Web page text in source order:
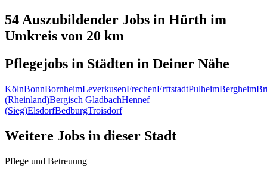
54 Auszubildender Jobs in Hürth im
Umkreis von 20 km
Pflegejobs in Städten in Deiner Nähe
KölnBonnBornheimLeverkusenFrechenErftstadtPulheimBergheim
(Rheinland)Bergisch GladbachHennef
(Sieg)ElsdorfBedburgTroisdorf
Weitere Jobs in dieser Stadt
Pflege und Betreuung